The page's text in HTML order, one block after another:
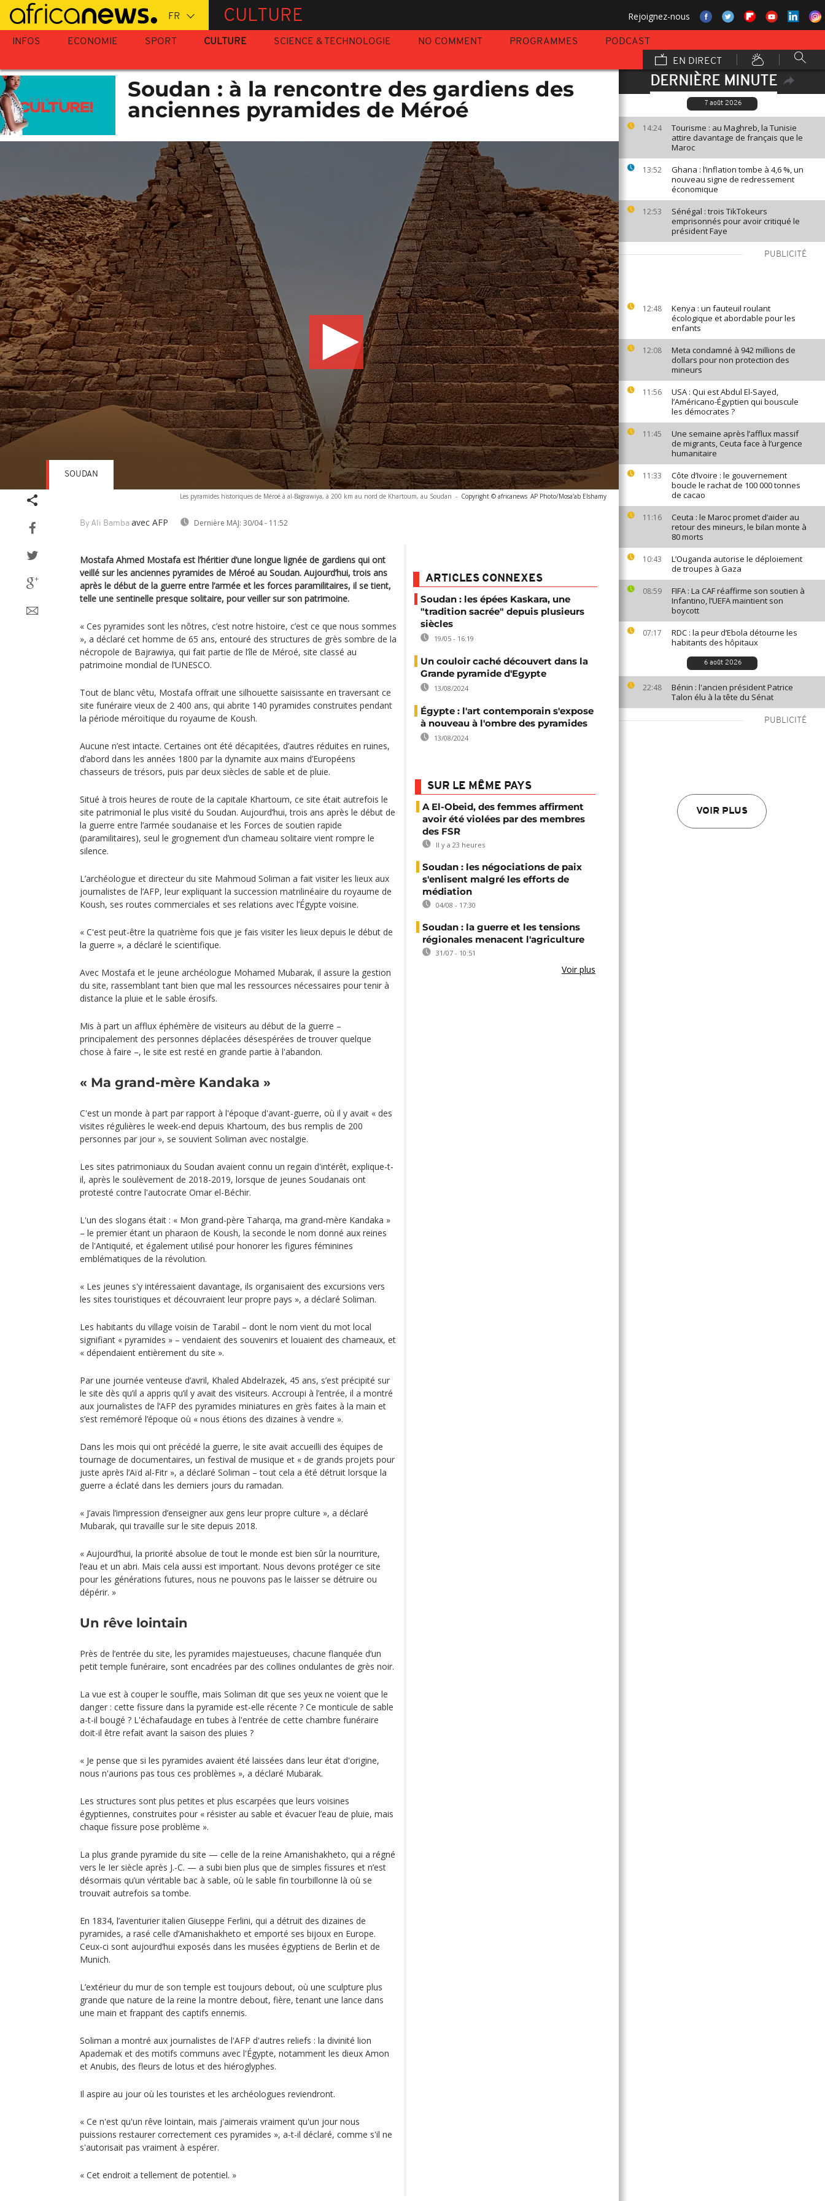
Passer
au
contenu
CULTURE Rejoignez-nous
INFOS ECONOMIE SPORT CULTURE SCIENCE & TECHNOLOGIE NO COMMENT PROGRAMMES
PODCAST
EN DIRECT
DERNIÈRE MINUTE
7 août 2026
14:24
Tourisme : au Maghreb, la Tunisie
attire davantage de français que le
Maroc
13:52
Ghana : l’inflation tombe à 4,6 %, un
nouveau signe de redressement
économique
12:53
Sénégal : trois TikTokeurs
emprisonnés pour avoir critiqué le
président Faye
PUBLICITÉ
12:48
Kenya : un fauteuil roulant
écologique et abordable pour les
enfants
12:08
Meta condamné à 942 millions de
dollars pour non protection des
mineurs
11:56
USA : Qui est Abdul El-Sayed,
l’Américano-Égyptien qui bouscule
les démocrates ?
11:45
Une semaine après l’afflux massif
de migrants, Ceuta face à l’urgence
humanitaire
11:33
Côte d’Ivoire : le gouvernement
boucle le rachat de 100 000 tonnes
de cacao
11:16
Ceuta : le Maroc promet d’aider au
retour des mineurs, le bilan monte à
80 morts
10:43
L’Ouganda autorise le déploiement
de troupes à Gaza
08:59
FIFA : La CAF réaffirme son soutien à
Infantino, l’UEFA maintient son
boycott
07:17
RDC : la peur d’Ebola détourne les
habitants des hôpitaux
6 août 2026
22:48
Bénin : l'ancien président Patrice
Talon élu à la tête du Sénat
PUBLICITÉ
VOIR PLUS
Soudan : à la rencontre des gardiens des
anciennes pyramides de Méroé
Les pyramides historiques de Méroé à al-Bagrawiya, à 200 km au nord de Khartoum, au Soudan - Copyright © africanews AP Photo/Mosa'ab Elshamy
By Ali Bamba avec AFP Dernière MAJ: 30/04 - 11:52
SOUDAN
Mostafa Ahmed Mostafa est l’héritier d’une longue lignée de gardiens qui ont
veillé sur les anciennes pyramides de Méroé au Soudan. Aujourd’hui, trois ans
après le début de la guerre entre l’armée et les forces paramilitaires, il se tient,
telle une sentinelle presque solitaire, pour veiller sur son patrimoine.
« Ces pyramides sont les nôtres, c’est notre histoire, c’est ce que nous sommes
», a déclaré cet homme de 65 ans, entouré des structures de grès sombre de la
nécropole de Bajrawiya, qui fait partie de l’île de Méroé, site classé au
patrimoine mondial de l’UNESCO.
Tout de blanc vêtu, Mostafa offrait une silhouette saisissante en traversant ce
site funéraire vieux de 2 400 ans, qui abrite 140 pyramides construites pendant
la période méroïtique du royaume de Koush.
Aucune n’est intacte. Certaines ont été décapitées, d’autres réduites en ruines,
d’abord dans les années 1800 par la dynamite aux mains d’Européens
chasseurs de trésors, puis par deux siècles de sable et de pluie.
Situé à trois heures de route de la capitale Khartoum, ce site était autrefois le
site patrimonial le plus visité du Soudan. Aujourd’hui, trois ans après le début de
la guerre entre l’armée soudanaise et les Forces de soutien rapide
(paramilitaires), seul le grognement d’un chameau solitaire vient rompre le
silence.
L’archéologue et directeur du site Mahmoud Soliman a fait visiter les lieux aux
journalistes de l’AFP, leur expliquant la succession matrilinéaire du royaume de
Koush, ses routes commerciales et ses relations avec l’Égypte voisine.
« C'est peut-être la quatrième fois que je fais visiter les lieux depuis le début de
la guerre », a déclaré le scientifique.
Avec Mostafa et le jeune archéologue Mohamed Mubarak, il assure la gestion
du site, rassemblant tant bien que mal les ressources nécessaires pour tenir à
distance la pluie et le sable érosifs.
Mis à part un afflux éphémère de visiteurs au début de la guerre –
principalement des personnes déplacées désespérées de trouver quelque
chose à faire –, le site est resté en grande partie à l'abandon.
« Ma grand-mère Kandaka »
C'est un monde à part par rapport à l'époque d'avant-guerre, où il y avait « des
visites régulières le week-end depuis Khartoum, des bus remplis de 200
personnes par jour », se souvient Soliman avec nostalgie.
Les sites patrimoniaux du Soudan avaient connu un regain d'intérêt, explique-t-
il, après le soulèvement de 2018-2019, lorsque de jeunes Soudanais ont
protesté contre l'autocrate Omar el-Béchir.
L'un des slogans était : « Mon grand-père Taharqa, ma grand-mère Kandaka »
– le premier étant un pharaon de Koush, la seconde le nom donné aux reines
de l'Antiquité, et également utilisé pour honorer les figures féminines
emblématiques de la révolution.
« Les jeunes s'y intéressaient davantage, ils organisaient des excursions vers
les sites touristiques et découvraient leur propre pays », a déclaré Soliman.
Les habitants du village voisin de Tarabil – dont le nom vient du mot local
signifiant « pyramides » – vendaient des souvenirs et louaient des chameaux, et
« dépendaient entièrement du site ».
Par une journée venteuse d’avril, Khaled Abdelrazek, 45 ans, s’est précipité sur
le site dès qu’il a appris qu’il y avait des visiteurs. Accroupi à l’entrée, il a montré
aux journalistes de l’AFP des pyramides miniatures en grès faites à la main et
s’est remémoré l’époque où « nous étions des dizaines à vendre ».
Dans les mois qui ont précédé la guerre, le site avait accueilli des équipes de
tournage de documentaires, un festival de musique et « de grands projets pour
juste après l’Aïd al-Fitr », a déclaré Soliman – tout cela a été détruit lorsque la
guerre a éclaté dans les derniers jours du ramadan.
« J’avais l’impression d’enseigner aux gens leur propre culture », a déclaré
Mubarak, qui travaille sur le site depuis 2018.
« Aujourd’hui, la priorité absolue de tout le monde est bien sûr la nourriture,
l’eau et un abri. Mais cela aussi est important. Nous devons protéger ce site
pour les générations futures, nous ne pouvons pas le laisser se détruire ou
dépérir. »
Un rêve lointain
Près de l’entrée du site, les pyramides majestueuses, chacune flanquée d’un
petit temple funéraire, sont encadrées par des collines ondulantes de grès noir.
La vue est à couper le souffle, mais Soliman dit que ses yeux ne voient que le
danger : cette fissure dans la pyramide est-elle récente ? Ce monticule de sable
a-t-il bougé ? L'échafaudage en tubes à l'entrée de cette chambre funéraire
doit-il être refait avant la saison des pluies ?
« Je pense que si les pyramides avaient été laissées dans leur état d'origine,
nous n'aurions pas tous ces problèmes », a déclaré Mubarak.
Les structures sont plus petites et plus escarpées que leurs voisines
égyptiennes, construites pour « résister au sable et évacuer l’eau de pluie, mais
chaque fissure pose problème ».
La plus grande pyramide du site — celle de la reine Amanishakheto, qui a régné
vers le Ier siècle après J.-C. — a subi bien plus que de simples fissures et n’est
désormais qu’un véritable bac à sable, où le sable fin tourbillonne là où se
trouvait autrefois sa tombe.
En 1834, l’aventurier italien Giuseppe Ferlini, qui a détruit des dizaines de
pyramides, a rasé celle d’Amanishakheto et emporté ses bijoux en Europe.
Ceux-ci sont aujourd’hui exposés dans les musées égyptiens de Berlin et de
Munich.
L’extérieur du mur de son temple est toujours debout, où une sculpture plus
grande que nature de la reine la montre debout, fière, tenant une lance dans
une main et frappant des captifs ennemis.
Soliman a montré aux journalistes de l'AFP d'autres reliefs : la divinité lion
Apademak et des motifs communs avec l'Égypte, notamment les dieux Amon
et Anubis, des fleurs de lotus et des hiéroglyphes.
Il aspire au jour où les touristes et les archéologues reviendront.
« Ce n'est qu'un rêve lointain, mais j'aimerais vraiment qu'un jour nous
puissions restaurer correctement ces pyramides », a-t-il déclaré, comme s'il ne
s'autorisait pas vraiment à espérer.
« Cet endroit a tellement de potentiel. »
ARTICLES CONNEXES
Soudan : les épées Kaskara, une
"tradition sacrée" depuis plusieurs
siècles
19/05 - 16:19
Un couloir caché découvert dans la
Grande pyramide d'Egypte
13/08/2024
Égypte : l'art contemporain s'expose
à nouveau à l'ombre des pyramides
13/08/2024
SUR LE MÊME PAYS
A El-Obeid, des femmes affirment
avoir été violées par des membres
des FSR
Il y a 23 heures
Soudan : les négociations de paix
s'enlisent malgré les efforts de
médiation
04/08 - 17:30
Soudan : la guerre et les tensions
régionales menacent l'agriculture
31/07 - 10:51
Voir plus